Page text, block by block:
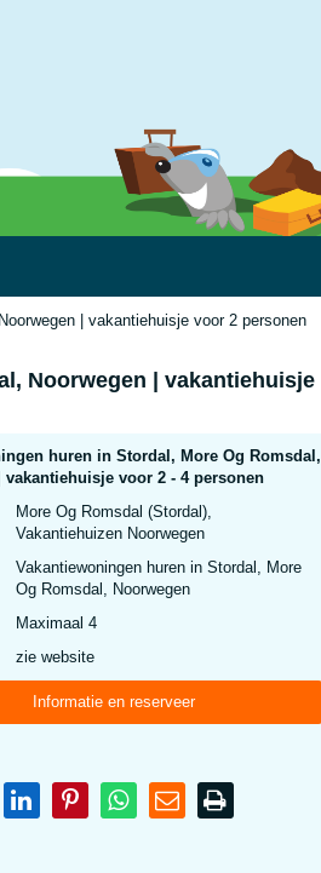
| vakantiehuisje voor 2 personen
Noorwegen | vakantiehuisje
huren in Stordal, More Og Romsdal,
vakantiehuisje voor 2 - 4 personen
More Og Romsdal (Stordal),
Vakantiehuizen Noorwegen
Vakantiewoningen huren in Stordal, More
Og Romsdal, Noorwegen
Maximaal 4
zie website
Informatie en reserveer